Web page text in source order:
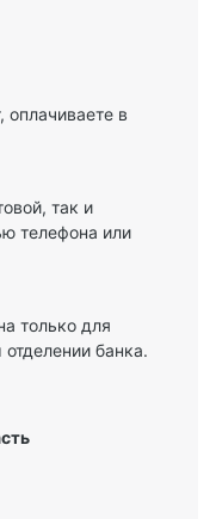
оплачиваете в
так и
телефона или
только для
банка.